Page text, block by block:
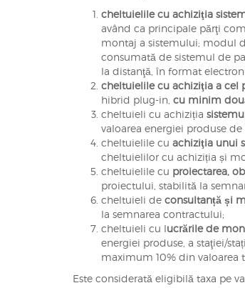
cheltuielile cu achiziţia
având ca principale părţi
montaj a sistemului; modul
consumată de sistemul de
la distanţă, în format
cheltuielile cu achiziţia a cel
hibrid plug-in, cu minim
cheltuieli cu achiziția
valoarea energiei produse
cheltuielile cu achiziţia unui
cheltuielilor cu achiziția și
cheltuielile cu proiectarea,
proiectului, stabilită la
cheltuieli de consultanță și
la semnarea contractului;
cheltuieli cu lucrările de
energiei produse, a staţiei/
maximum 10% din valoarea
Este considerată eligibilă taxa pe